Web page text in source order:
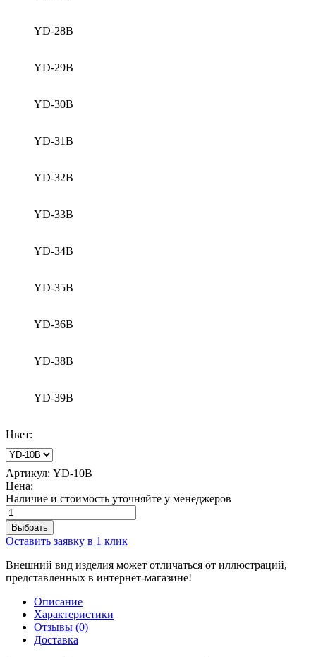
YD-28B
YD-29B
YD-30B
YD-31B
YD-32B
YD-33B
YD-34B
YD-35B
YD-36B
YD-38B
YD-39B
Цвет:
Артикул: YD-10B
Цена:
Наличие и стоимость уточняйте у менеджеров
Оставить заявку в 1 клик
Внешний вид изделия может отличаться от иллюстраций,
представленных в интернет-магазине!
Описание
Характеристики
Отзывы (0)
Доставка